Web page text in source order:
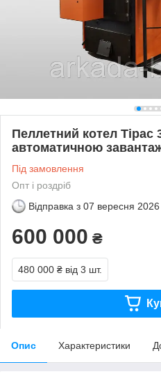
Пеллетний котел Тірас
автоматичною
Під замовлення
Опт і роздріб
Відправка з 07 вересня 2026
600 000 ₴
480 000 ₴ від 3 шт.
Опис Характеристики